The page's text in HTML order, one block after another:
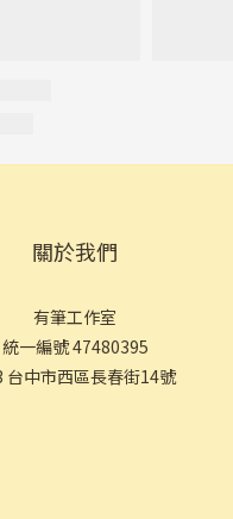
關於我們
有筆工作室
統一編號 47480395
台中市西區長春街14號